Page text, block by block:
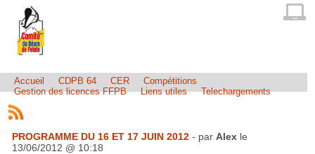
Accueil CDPB 64 CER
Compétitions
Gestion des licences FFPB
Liens utiles Telechargements
PROGRAMME DU 16 ET 17 JUIN 2012 - parAlex le
13/06/2012 @ 10:18